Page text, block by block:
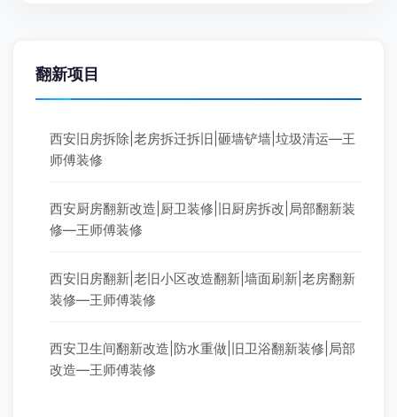
翻新项目
西安旧房拆除|老房拆迁拆旧|砸墙铲墙|垃圾清运—王
师傅装修
西安厨房翻新改造|厨卫装修|旧厨房拆改|局部翻新装
修—王师傅装修
西安旧房翻新|老旧小区改造翻新|墙面刷新|老房翻新
装修—王师傅装修
西安卫生间翻新改造|防水重做|旧卫浴翻新装修|局部
改造—王师傅装修